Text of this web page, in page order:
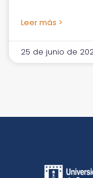
Leer más >
25 de junio de